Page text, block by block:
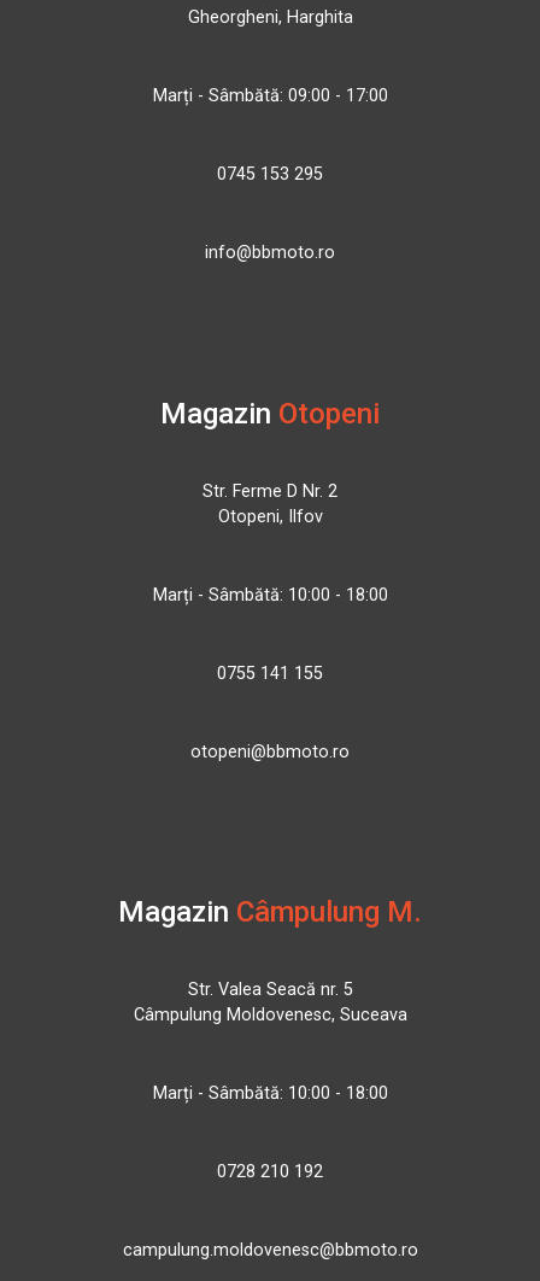
Gheorgheni, Harghita
Marți - Sâmbătă: 09:00 - 17:00
0745 153 295
info@bbmoto.ro
Magazin Otopeni
Str. Ferme D Nr. 2
Otopeni, Ilfov
Marți - Sâmbătă: 10:00 - 18:00
0755 141 155
otopeni@bbmoto.ro
Magazin Câmpulung M.
Str. Valea Seacă nr. 5
Câmpulung Moldovenesc, Suceava
Marți - Sâmbătă: 10:00 - 18:00
0728 210 192
campulung.moldovenesc@bbmoto.ro